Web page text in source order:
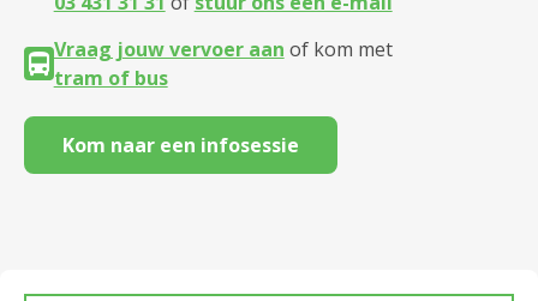
Vraag jouw vervoer aan of kom met
tram of bus
Kom naar een infosessie